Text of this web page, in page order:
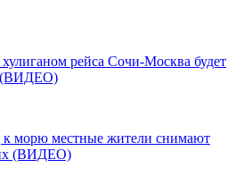
рейса Сочи-Москва будет
(ВИДЕО)
к морю местные жители снимают
(ВИДЕО)